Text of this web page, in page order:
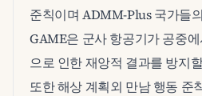
준칙이며 ADMM-Plus 국가들
GAME은 군사 항공기가 공중
으로 인한 재앙적 결과를 방지
또한 해상 계획외 만남 행동 준